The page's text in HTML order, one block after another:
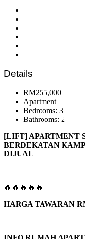
Details
RM255,000
Apartment
Bedrooms: 3
Bathrooms: 2
[LIFT] APARTMENT
BERDEKATAN
DIJUAL
🔥🔥🔥🔥🔥
HARGA TAWARAN
INFO RUMAH